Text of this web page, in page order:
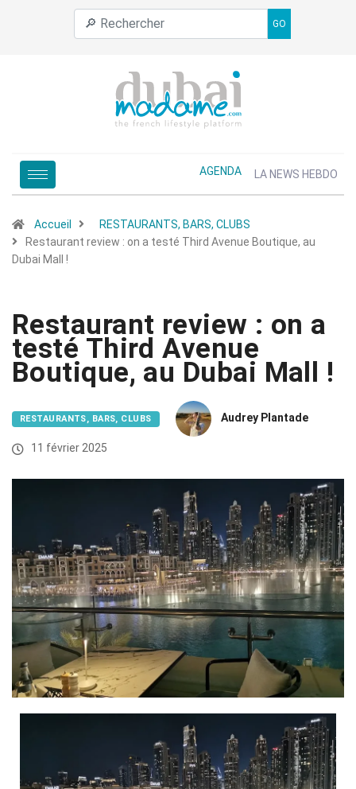
GO
AGENDA LA NEWS HEBDO
Accueil
RESTAURANTS, BARS, CLUBS
Restaurant review : on a testé Third Avenue Boutique, au
Dubai Mall !
Restaurant review : on a
testé Third Avenue
Boutique, au Dubai Mall !
RESTAURANTS, BARS, CLUBS Audrey Plantade
11 février 2025